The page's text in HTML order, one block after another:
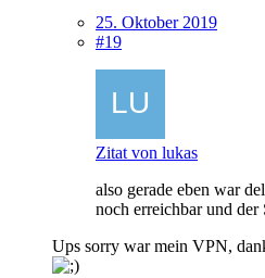
25. Oktober 2019
#19
Zitat von lukas
also gerade eben war
noch erreichbar und der
Ups sorry war mein VPN,